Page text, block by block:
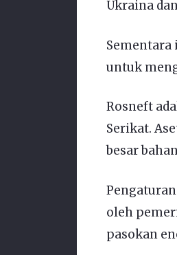
Ukraina
untuk
Rosneft
Serikat.
besar
oleh
pasokan